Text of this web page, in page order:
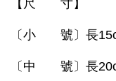
【尺 寸】
〔小 號〕長
〔中 號〕長